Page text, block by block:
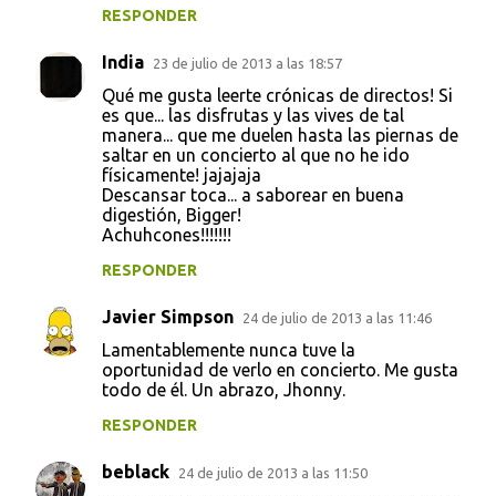
RESPONDER
India 23 de julio de 2013 a las 18:57
Qué me gusta leerte crónicas de directos! Si
es que... las disfrutas y las vives de tal
manera... que me duelen hasta las piernas de
saltar en un concierto al que no he ido
físicamente! jajajaja
Descansar toca... a saborear en buena
digestión, Bigger!
Achuhcones!!!!!!!
RESPONDER
Javier Simpson 24 de julio de 2013 a las 11:46
Lamentablemente nunca tuve la
oportunidad de verlo en concierto. Me gusta
todo de él. Un abrazo, Jhonny.
RESPONDER
beblack 24 de julio de 2013 a las 11:50